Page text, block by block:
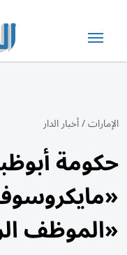
الإمارات/أخبار الدار
حكومة
«الموظف